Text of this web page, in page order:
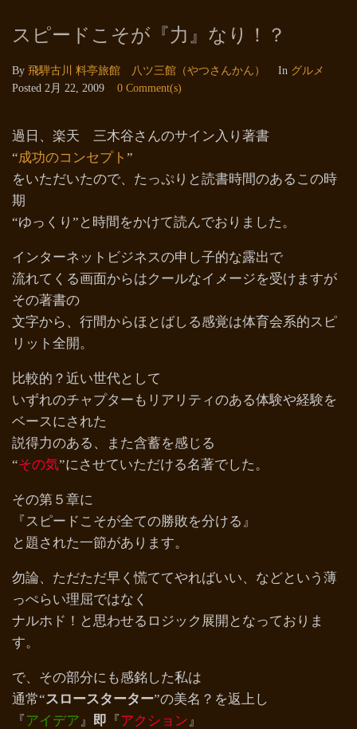
スピードこそが『力』なり！？
By 飛騨古川 料亭旅館 八ツ三館（やつさんかん） In グルメ
Posted 2月 22, 2009 0 Comment(s)
過日、楽天 三木谷さんのサイン入り著書
“成功のコンセプト ”
をいただいたので、たっぷりと読書時間のあるこの時
期
“ゆっくり”と時間をかけて読んでおりました。
インターネットビジネスの申し子的な露出で
流れてくる画面からはクールなイメージを受けますが
その著書の
文字から、行間からほとばしる感覚は体育会系的スピ
リット全開。
比較的？近い世代として
いずれのチャプターもリアリティのある体験や経験を
ベースにされた
説得力のある、また含蓄を感じる
“その気”にさせていただける名著でした。
その第５章に
『スピードこそが全ての勝敗を分ける』
と題された一節があります。
勿論、ただただ早く慌ててやればいい、などという薄
っぺらい理屈ではなく
ナルホド！と思わせるロジック展開となっておりま
す。
で、その部分にも感銘した私は
通常“スロースターター”の美名？を返上し
『アイデア』 即 『アクション』